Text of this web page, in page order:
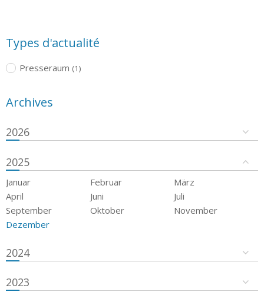
Types d'actualité
Presseraum (1)
Archives
2026
2025
Januar Februar
März
April
Juni
Juli
September
Oktober
November
Dezember
2024
2023